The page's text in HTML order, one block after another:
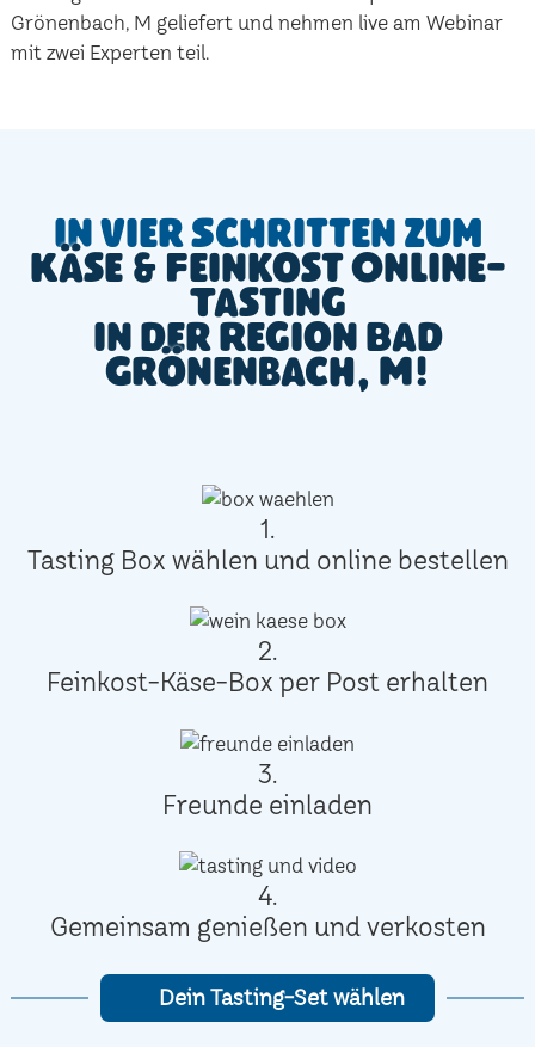
Grönenbach, M geliefert und nehmen live am Webinar
mit zwei Experten teil.
In vier Schritten zum
Käse & Feinkost Online-
Tasting
in der Region Bad
Grönenbach, M!
1.
Tasting Box wählen und online bestellen
2.
Feinkost-Käse-Box per Post erhalten
3.
Freunde einladen
4.
Gemeinsam genießen und verkosten
Dein Tasting-Set wählen